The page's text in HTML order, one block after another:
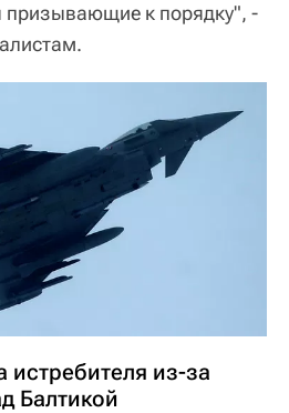
призывающие к порядку", -
из-за
Балтикой